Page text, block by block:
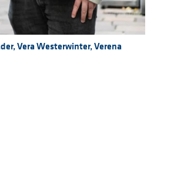
Vera Westerwinter, Verena